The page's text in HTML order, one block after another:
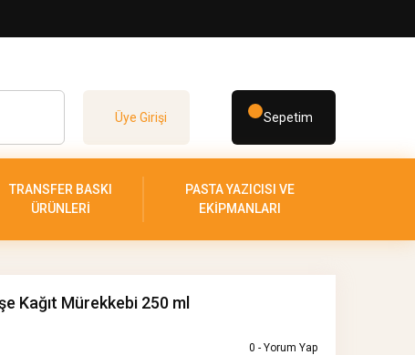
Üye Girişi Sepetim
TRANSFER BASKI
ÜRÜNLERİ
PASTA YAZICISI VE
EKİPMANLARI
Kağıt Mürekkebi 250 ml
0 - Yorum Yap